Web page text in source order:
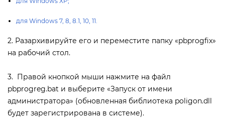
для Windows 7, 8, 8.1, 10, 11.
2. Разархивируйте его и переместите папку «pbprogfix»
на рабочий стол.
3. Правой кнопкой мыши нажмите на файл
pbprogreg.bat и выберите «Запуск от имени
администратора» (обновленная библиотека poligon.dll
удет зарегистрирована в системе).